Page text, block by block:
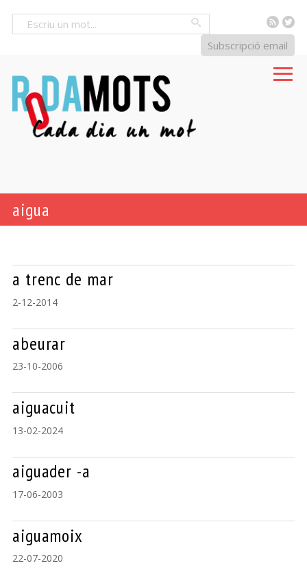
RSS
Subscripció email
aigua
a trenc de mar
2-12-2014
abeurar
23-10-2006
aiguacuit
13-02-2024
aiguader -a
17-06-2003
aiguamoix
22-07-2020